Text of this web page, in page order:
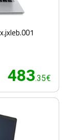
483.35€